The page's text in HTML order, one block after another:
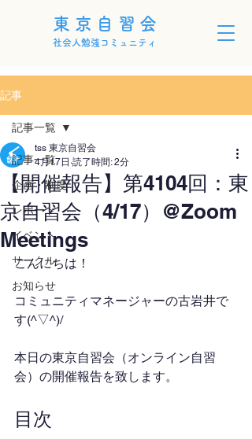
東京自習会
社会人勉強コミュニティ
記事
記事一覧
企画・制度
レポート
イベント
サークル
お知らせ
記事一覧
【開催報告】第4104回：東
京自習会（4/17）@Zoom
Meetings
tss 東京自習会
4月17日 読了時間: 2分
こんにちは！
コミュニティマネージャーの古岩井で
す(^▽^)/
本日の東京自習会（オンライン自習
会）の開催報告を致します。
目次